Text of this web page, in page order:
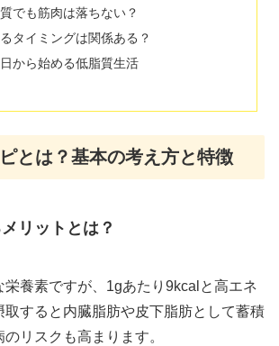
でも筋肉は落ちない？
タイミングは関係ある？
から始める低脂質生活
とは？基本の考え方と特徴
リットとは？
栄養素ですが、1gあたり9kcalと高エネ
取すると内臓脂肪や皮下脂肪として蓄積
リスクも高まります。